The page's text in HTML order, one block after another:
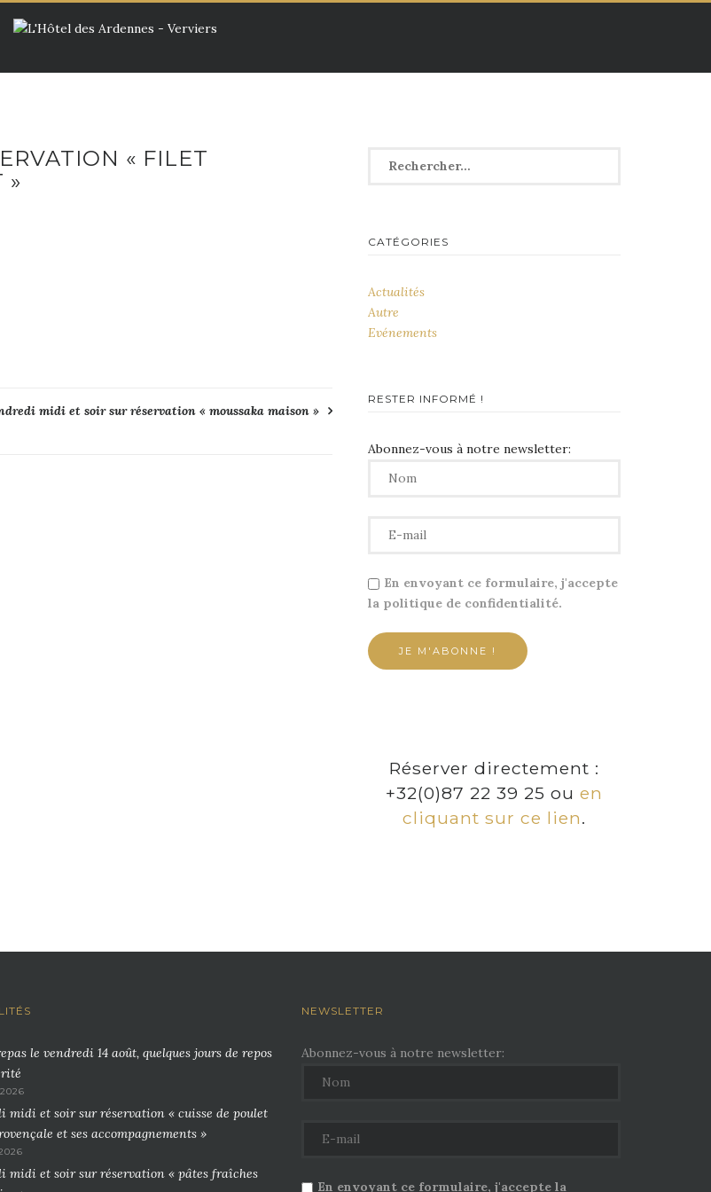
« FILET
»
midi et soir sur réservation « moussaka maison »
CATÉGORIES
Actualités
Autre
Evénements
RESTER INFORMÉ !
Abonnez-vous à notre newsletter:
En envoyant ce formulaire, j'accepte
la politique de confidentialité.
Réserver directement :
+32(0)87 22 39 25 ou en
cliquant sur ce lien.
le vendredi 14 août, quelques jours de repos
midi et soir sur réservation « cuisse de poulet
et ses accompagnements »
midi et soir sur réservation « pâtes fraîches
NEWSLETTER
Abonnez-vous à notre newsletter:
En envoyant ce formulaire, j'accepte la